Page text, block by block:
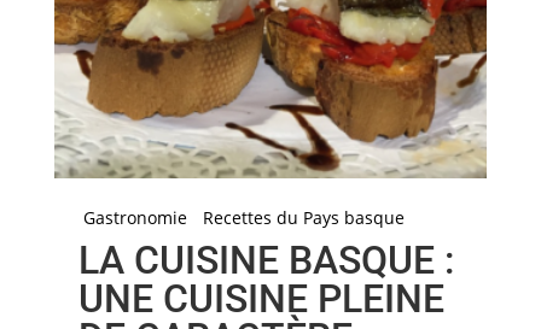
Gastronomie Recettes du Pays basque
LA CUISINE BASQUE :
UNE CUISINE PLEINE